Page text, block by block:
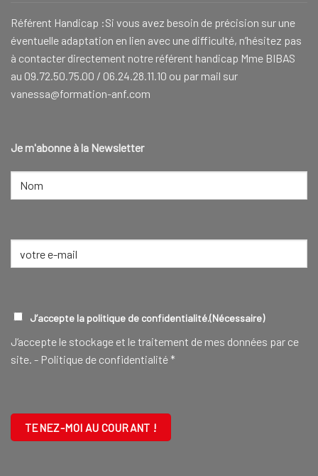
Référent Handicap :Si vous avez besoin de précision sur une
éventuelle adaptation en lien avec une difficulté, n’hésitez pas
à contacter directement notre référent handicap Mme BIBAS
au 09.72.50.75.00 / 06.24.28.11.10 ou par mail sur
vanessa@formation-anf.com
Je m'abonne à la Newsletter
NOM
RGPD(NÉCESSAIRE)
J’accepte la politique de confidentialité.(Nécessaire)
J‘accepte le stockage et le traitement de mes données par ce
site. - Politique de confidentialité*